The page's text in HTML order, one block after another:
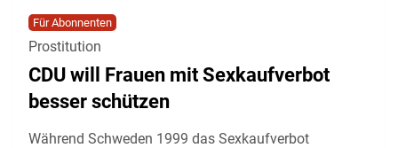
Für Abonnenten
Prostitution
CDU will Frauen mit Sexkaufverbot
besser schützen
Während Schweden 1999 das Sexkaufverbot